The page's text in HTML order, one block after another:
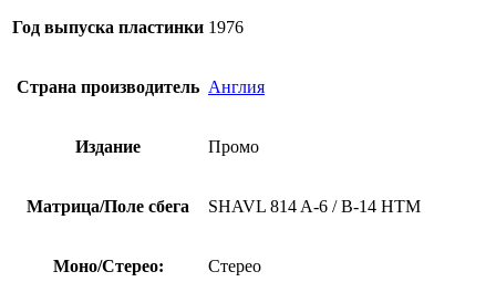
Великобритания,
1976)
Год выпуска пластинки 1976
Страна производитель Англия
Издание Промо
Матрица/Поле сбега SHAVL 814 A-6 / B-14 HTM
Моно/Стерео: Стерео